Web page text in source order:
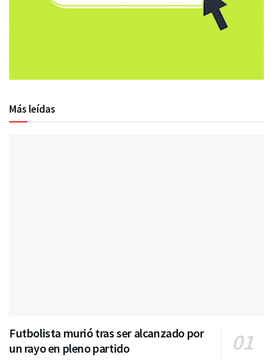
Más leídas
Futbolista murió tras ser alcanzado por
un rayo en pleno partido